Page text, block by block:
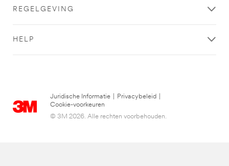
REGELGEVING
HELP
Juridische Informatie Privacybeleid
Cookie-voorkeuren
© 3M 2026. Alle rechten voorbehouden.